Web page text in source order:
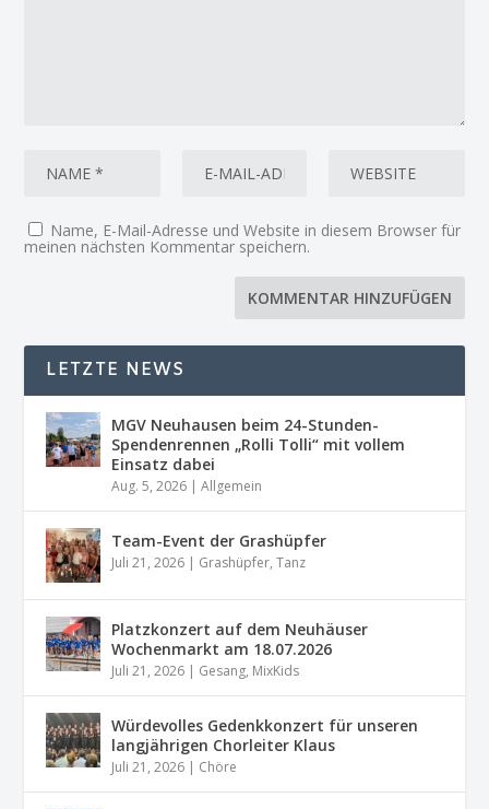
Name, E-Mail-Adresse und Website in diesem Browser für
meinen nächsten Kommentar speichern.
LETZTE NEWS
MGV Neuhausen beim 24-Stunden-
Spendenrennen „Rolli Tolli“ mit vollem
Einsatz dabei
Aug. 5, 2026 |Allgemein
Team-Event der Grashüpfer
Juli 21, 2026 | Grashüpfer,Tanz
Platzkonzert auf dem Neuhäuser
Wochenmarkt am 18.07.2026
Juli 21, 2026 | Gesang, MixKids
Würdevolles Gedenkkonzert für unseren
langjährigen Chorleiter Klaus
Juli 21, 2026 | Chöre